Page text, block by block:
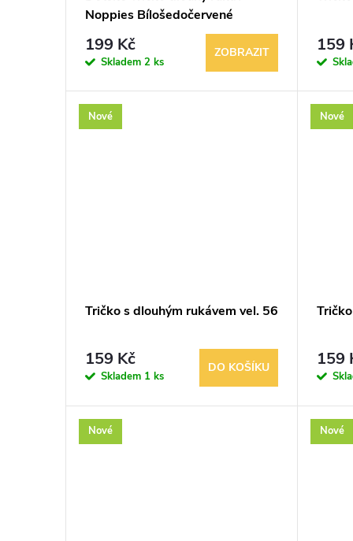
t
ů
d
Noppies Bílošedočervené
199 Kč
Skladem 2 ks
ZOBRAZIT 159
Nové
Tričko s dlouhým rukávem vel. 56
159 Kč
Skladem 1 ks
DO KOŠÍKU
Nové
159
Nové Nové